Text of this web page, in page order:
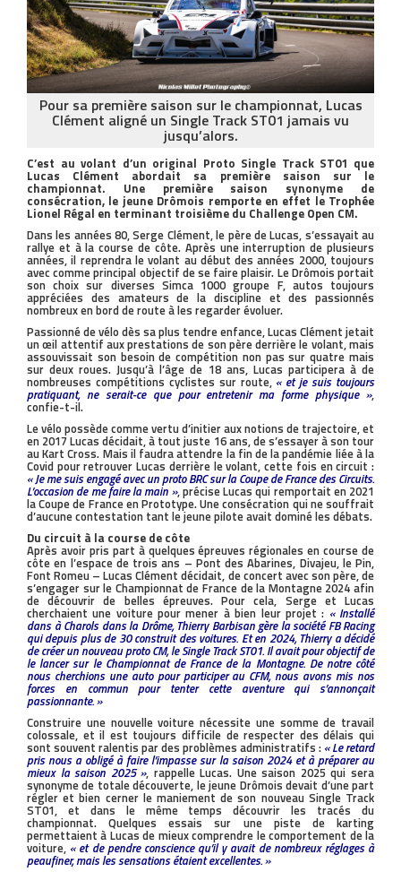
Pour sa première saison sur le championnat, Lucas
Clément aligné un Single Track ST01 jamais vu
jusqu’alors.
C’est au volant d’un original Proto Single Track ST01 que
Lucas Clément abordait sa première saison sur le
championnat. Une première saison synonyme de
consécration, le jeune Drômois remporte en effet le Trophée
Lionel Régal en terminant troisième du Challenge Open CM.
Dans les années 80, Serge Clément, le père de Lucas, s’essayait au
rallye et à la course de côte. Après une interruption de plusieurs
années, il reprendra le volant au début des années 2000, toujours
avec comme principal objectif de se faire plaisir. Le Drômois portait
son choix sur diverses Simca 1000 groupe F, autos toujours
appréciées des amateurs de la discipline et des passionnés
nombreux en bord de route à les regarder évoluer.
Passionné de vélo dès sa plus tendre enfance, Lucas Clément jetait
un œil attentif aux prestations de son père derrière le volant, mais
assouvissait son besoin de compétition non pas sur quatre mais
sur deux roues. Jusqu’à l’âge de 18 ans, Lucas participera à de
nombreuses compétitions cyclistes sur route, « et je suis toujours
pratiquant, ne serait-ce que pour entretenir ma forme physique »,
confie-t-il.
Le vélo possède comme vertu d’initier aux notions de trajectoire, et
en 2017 Lucas décidait, à tout juste 16 ans, de s’essayer à son tour
au Kart Cross. Mais il faudra attendre la fin de la pandémie liée à la
Covid pour retrouver Lucas derrière le volant, cette fois en circuit :
« Je me suis engagé avec un proto BRC sur la Coupe de France des Circuits.
L’occasion de me faire la main », précise Lucas qui remportait en 2021
la Coupe de France en Prototype. Une consécration qui ne souffrait
d’aucune contestation tant le jeune pilote avait dominé les débats.
Du circuit à la course de côte
Après avoir pris part à quelques épreuves régionales en course de
côte en l’espace de trois ans – Pont des Abarines, Divajeu, le Pin,
Font Romeu – Lucas Clément décidait, de concert avec son père, de
s’engager sur le Championnat de France de la Montagne 2024 afin
de découvrir de belles épreuves. Pour cela, Serge et Lucas
cherchaient une voiture pour mener à bien leur projet : « Installé
dans à Charols dans la Drôme, Thierry Barbisan gère la société FB Racing
qui depuis plus de 30 construit des voitures. Et en 2024, Thierry a décidé
de créer un nouveau proto CM, le Single Track ST01. Il avait pour objectif de
le lancer sur le Championnat de France de la Montagne. De notre côté
nous cherchions une auto pour participer au CFM, nous avons mis nos
forces en commun pour tenter cette aventure qui s’annonçait
passionnante. »
Construire une nouvelle voiture nécessite une somme de travail
colossale, et il est toujours difficile de respecter des délais qui
sont souvent ralentis par des problèmes administratifs : « Le retard
pris nous a obligé à faire l’impasse sur la saison 2024 et à préparer au
mieux la saison 2025 », rappelle Lucas. Une saison 2025 qui sera
synonyme de totale découverte, le jeune Drômois devait d’une part
régler et bien cerner le maniement de son nouveau Single Track
ST01, et dans le même temps découvrir les tracés du
championnat. Quelques essais sur une piste de karting
permettaient à Lucas de mieux comprendre le comportement de la
voiture, « et de pendre conscience qu’il y avait de nombreux réglages à
peaufiner, mais les sensations étaient excellentes. »